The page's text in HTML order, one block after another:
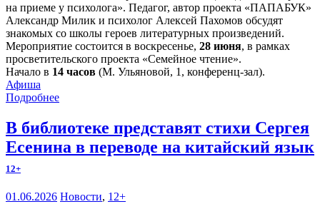
на приеме у психолога». Педагог, автор проекта «ПАПАБУК»
Александр Милик и психолог Алексей Пахомов обсудят
знакомых со школы героев литературных произведений.
Мероприятие состоится в воскресенье, 28 июня, в рамках
просветительского проекта «Семейное чтение».
Начало в 14 часов (М. Ульяновой, 1, конференц-зал).
Афиша
Подробнее
В библиотеке представят стихи Сергея
Есенина в переводе на китайский язык
12+
01.06.2026 Новости, 12+